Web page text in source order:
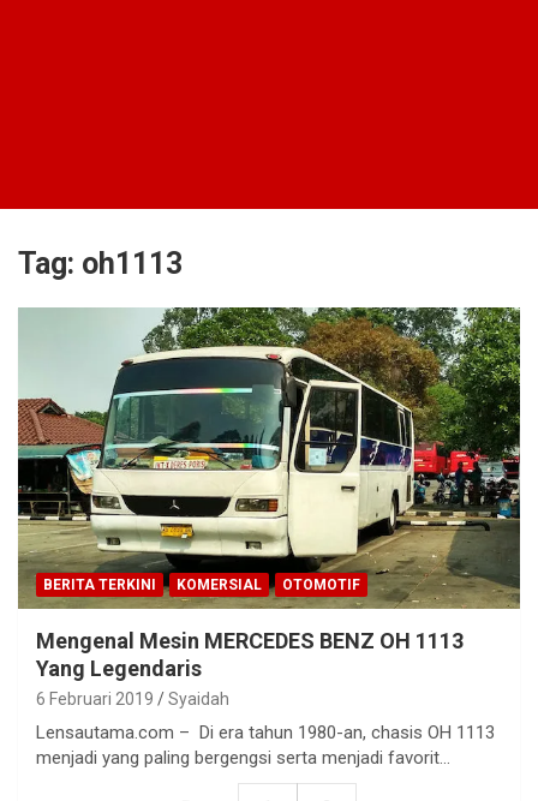
Tag: oh1113
BERITA TERKINI KOMERSIAL OTOMOTIF
Mengenal Mesin MERCEDES BENZ OH 1113
Yang Legendaris
6 Februari 2019 Syaidah
Lensautama.com – Di era tahun 1980-an, chasis OH 1113
menjadi yang paling bergengsi serta menjadi favorit…